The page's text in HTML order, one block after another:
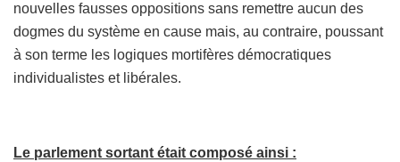
nouvelles fausses oppositions sans remettre aucun des
dogmes du système en cause mais, au contraire, poussant
à son terme les logiques mortifères démocratiques
individualistes et libérales.
Le parlement sortant était composé ainsi :